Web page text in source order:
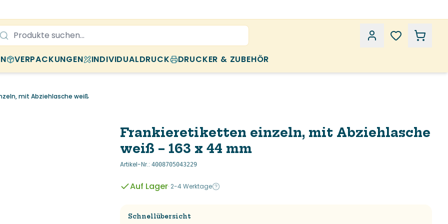
VERPACKUNGEN INDIVIDUALDRUCK DRUCKER & ZUBEHÖR
mit Abziehlasche weiß
Frankieretiketten einzeln, mit Abziehlasche
weiß – 163 x 44 mm
Artikel-Nr.: 4008705043229
Auf Lager· 2-4 Werktage
Schnellübersicht